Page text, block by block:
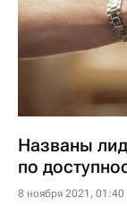
Названы
по
8 ноября 2021, 01:40